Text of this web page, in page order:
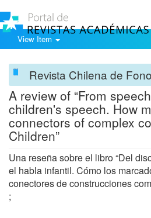
View Item
Revista Chilena de
A review of “From
children's speech. How
connectors of complex
Children”
Una reseña sobre el libro “Del
el habla infantil. Cómo los
conectores de construcciones
;